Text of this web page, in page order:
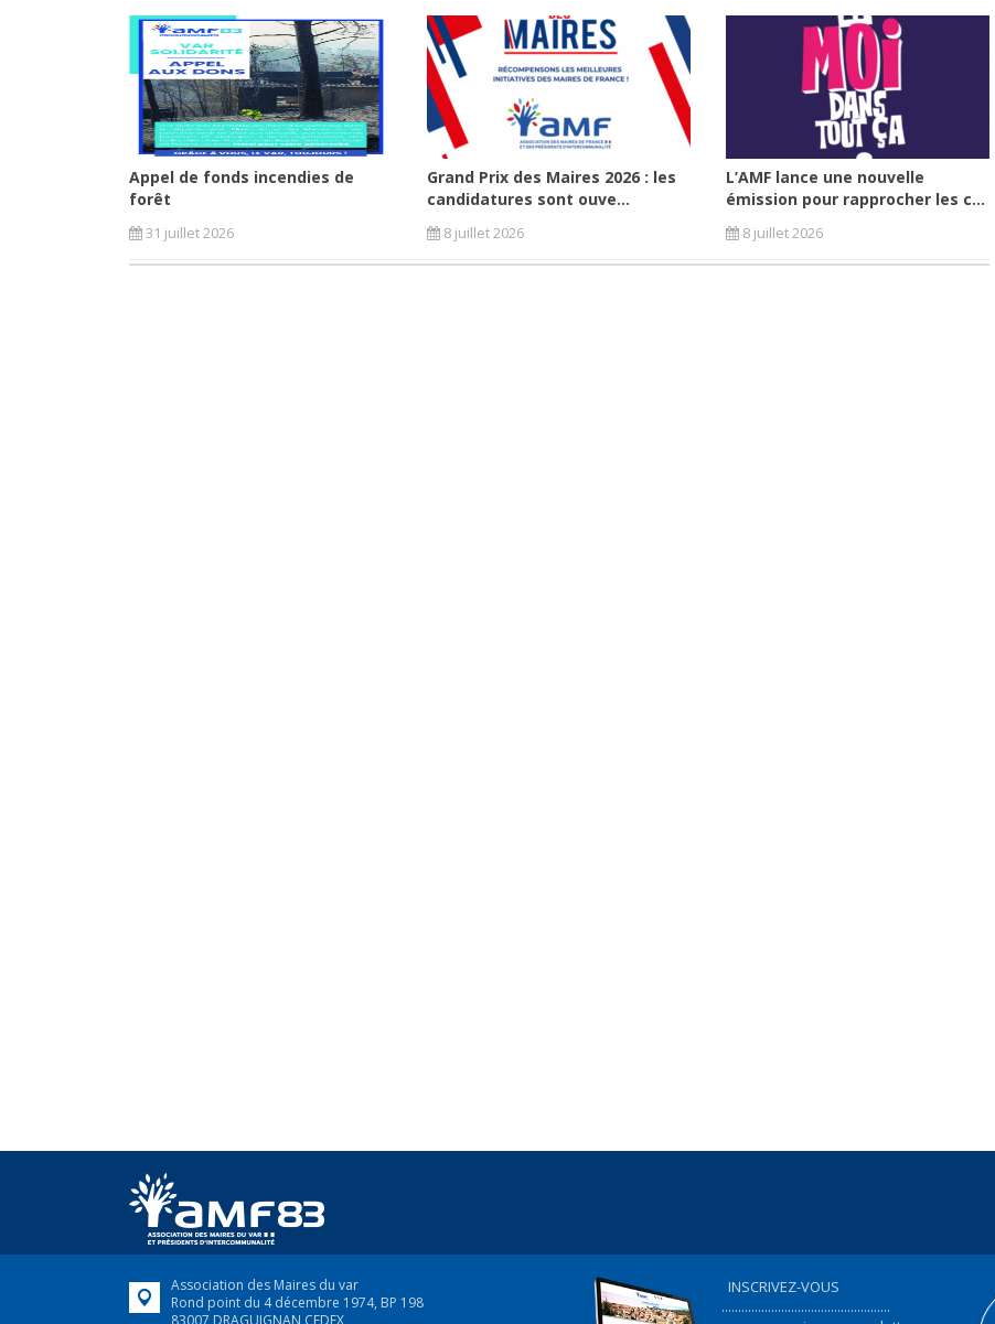
Appel de fonds incendies de
forêt
31 juillet 2026
Grand Prix des Maires 2026 : les
candidatures sont ouve...
8 juillet 2026
L’AMF lance une nouvelle
émission pour rapprocher les c...
8 juillet 2026
Association des Maires du var
Rond point du 4 décembre 1974, BP 198
83007 DRAGUIGNAN CEDEX
INSCRIVEZ-VOUS
...................................................